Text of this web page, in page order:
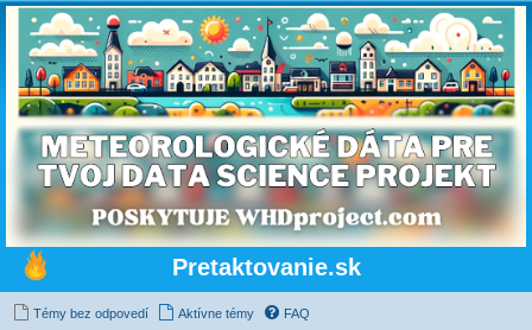
Pretaktovanie.sk
Témy bez odpovedí Aktívne témy FAQ